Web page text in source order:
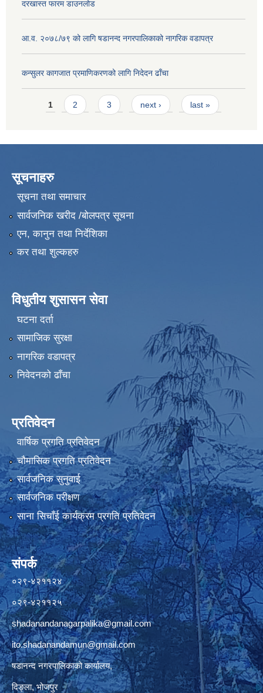
दरखास्त फारम डाउनलोड
आ.व. २०७८/७९ को लागि षडानन्द नगरपालिकाको नागरिक वडापत्र
कन्सुलर कागजात प्रमाणिकरणको लागि निदेदन ढाँचा
Pages
1 2 3 next › last »
सूचनाहरु
सूचना तथा समाचार
सार्वजनिक खरीद /बोलपत्र सूचना
एन, कानुन तथा निर्देशिका
कर तथा शुल्कहरु
विधुतीय शुसासन सेवा
घटना दर्ता
सामाजिक सुरक्षा
नागरिक वडापत्र
निवेदनको ढाँचा
प्रतिवेदन
वार्षिक प्रगति प्रतिवेदन
चौमासिक प्रगति प्रतिवेदन
सार्वजनिक सुनुवाई
सार्वजनिक परीक्षण
साना सिचाँई कार्यक्रम प्रगति प्रतिवेदन
संपर्क
०२९-४२११२४
०२९-४२११२५
shadanandanagarpalika@gmail.com
ito.shadanandamun@gmail.com
षडानन्द नगरपालिकाको कार्यालय,
दिङ्ला, भोजपुर